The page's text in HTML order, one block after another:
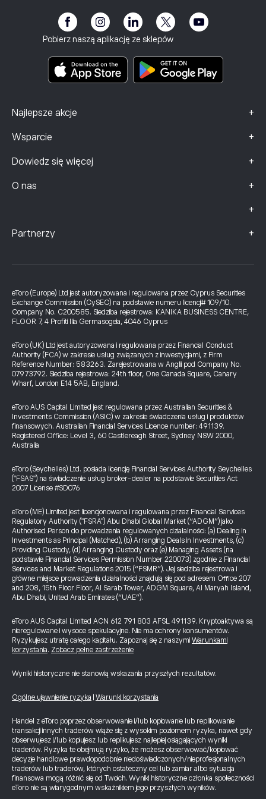
Pobierz naszą aplikację ze sklepów
Najlepsze akcje +
Wsparcie +
Dowiedz się więcej +
eToro Akademia
O nas +
Stopka redakcyjna
+
Informacje o ryzyku
Dokumenty zawierające kluczowe informacje
Dane dotyczące skarg (klienci FCA)
Partnerzy +
Ubezpieczenie inwestycyjne
eToro (Europe) Ltd jest autoryzowana i regulowana przez Cyprus Securities
Exchange Commission (CySEC) na podstawie numeru licencji# 109/10.
Company No. C200585. Siedziba rejestrowa: KANIKA BUSINESS CENTRE,
FLOOR 7, 4 Profiti Ilia Germasogeia, 4046 Cyprus
eToro (UK) Ltd jest autoryzowana i regulowana przez Financial Conduct
Authority (FCA) w zakresie usług związanych z inwestycjami, z Firm
Reference Number: 583263. Zarejestrowana w Anglii pod Company No.
07973792. Siedziba rejestrowa: 24th floor, One Canada Square, Canary
Wharf, London E14 5AB, England.
eToro AUS Capital Limited jest regulowana przez Australian Securities &
Investments Commission (ASIC) w zakresie świadczenia usług i produktów
finansowych. Australian Financial Services Licence number: 491139.
Registered Office: Level 3, 60 Castlereagh Street, Sydney NSW 2000,
Australia
eToro (Seychelles) Ltd. posiada licencję Financial Services Authority Seychelles
("FSAS") na świadczenie usług broker-dealer na podstawie Securities Act
2007 License #SD076
eToro (ME) Limited jest licencjonowana i regulowana przez Financial Services
Regulatory Authority ("FSRA") Abu Dhabi Global Market (“ADGM”) jako
Authorised Person do prowadzenia regulowanych działalności: (a) Dealing in
Investments as Principal (Matched), (b) Arranging Deals in Investments, (c)
Providing Custody, (d) Arranging Custody oraz (e) Managing Assets (na
podstawie Financial Services Permission Number 220073) zgodnie z Financial
Services and Market Regulations 2015 (“FSMR”). Jej siedziba rejestrowa i
główne miejsce prowadzenia działalności znajdują się pod adresem Office 207
and 208, 15th Floor Floor, Al Sarab Tower, ADGM Square, Al Maryah Island,
Abu Dhabi, United Arab Emirates (“UAE”).
eToro AUS Capital Limited ACN 612 791 803 AFSL 491139. Kryptoaktywa są
nieregulowane i wysoce spekulacyjne. Nie ma ochrony konsumentów.
Ryzykujesz utratę całego kapitału. Zapoznaj się z naszymi Warunkami
korzystania. Zobacz pełne zastrzeżenie
Wyniki historyczne nie stanowią wskazania przyszłych rezultatów.
Ogólne ujawnienie ryzyka Warunki korzystania
Handel z eToro poprzez obserwowanie i/lub kopiowanie lub replikowanie
transakcji innych traderów wiąże się z wysokim poziomem ryzyka, nawet gdy
obserwujesz i/lub kopiujesz lub replikujesz najlepiej osiągających wyniki
traderów. Ryzyka te obejmują ryzyko, że możesz obserwować/kopiować
decyzje handlowe prawdopodobnie niedoświadczonych/nieprofesjonalnych
traderów lub traderów, których ostateczny cel lub zamiar albo sytuacja
finansowa mogą różnić się od Twoich. Wyniki historyczne członka społeczności
eToro nie są wiarygodnym wskaźnikiem jego przyszłych wyników.